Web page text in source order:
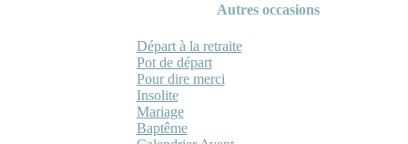
Autres occasions
Départ à la retraite
Pot de départ
Pour dire merci
Insolite
Mariage
Baptême